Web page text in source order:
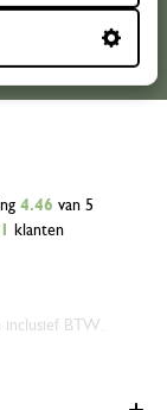
4.46 van 5
klanten
inclusief BTW.